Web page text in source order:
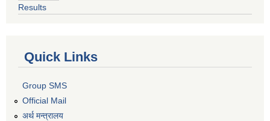
Results
Quick Links
Group SMS
Official Mail
अर्थ मन्त्रालय